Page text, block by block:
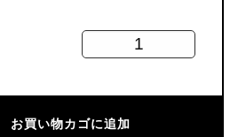
お買い物カゴに追加